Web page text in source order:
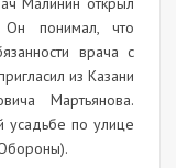
понимал, что
врача с
из Казани
Мартьянова.
усадьбе по улице